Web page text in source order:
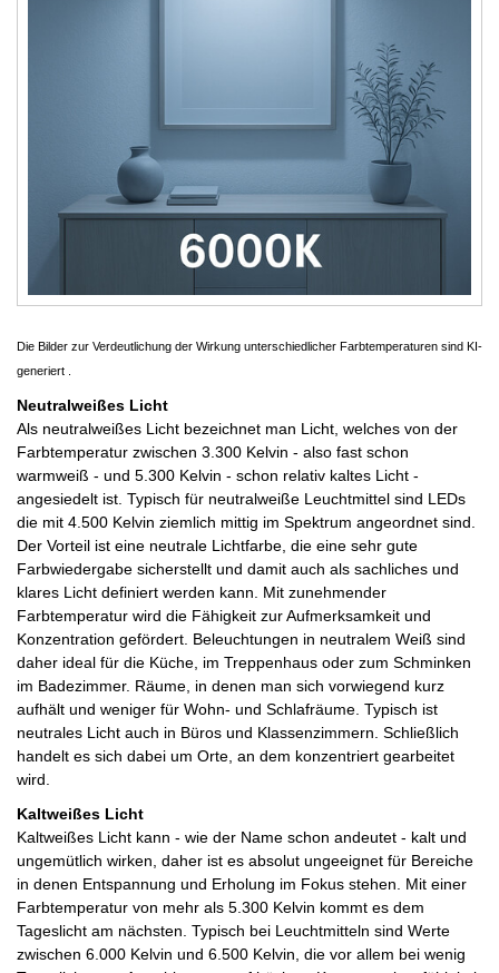
Die Bilder zur Verdeutlichung der Wirkung unterschiedlicher Farbtemperaturen sind KI-
generiert .
Neutralweißes Licht
Als neutralweißes Licht bezeichnet man Licht, welches von der
Farbtemperatur zwischen 3.300 Kelvin - also fast schon
warmweiß - und 5.300 Kelvin - schon relativ kaltes Licht -
angesiedelt ist. Typisch für neutralweiße Leuchtmittel sind LEDs
die mit 4.500 Kelvin ziemlich mittig im Spektrum angeordnet sind.
Der Vorteil ist eine neutrale Lichtfarbe, die eine sehr gute
Farbwiedergabe sicherstellt und damit auch als sachliches und
klares Licht definiert werden kann. Mit zunehmender
Farbtemperatur wird die Fähigkeit zur Aufmerksamkeit und
Konzentration gefördert. Beleuchtungen in neutralem Weiß sind
daher ideal für die Küche, im Treppenhaus oder zum Schminken
im Badezimmer. Räume, in denen man sich vorwiegend kurz
aufhält und weniger für Wohn- und Schlafräume. Typisch ist
neutrales Licht auch in Büros und Klassenzimmern. Schließlich
handelt es sich dabei um Orte, an dem konzentriert gearbeitet
wird.
Kaltweißes Licht
Kaltweißes Licht kann - wie der Name schon andeutet - kalt und
ungemütlich wirken, daher ist es absolut ungeeignet für Bereiche
in denen Entspannung und Erholung im Fokus stehen. Mit einer
Farbtemperatur von mehr als 5.300 Kelvin kommt es dem
Tageslicht am nächsten. Typisch bei Leuchtmitteln sind Werte
zwischen 6.000 Kelvin und 6.500 Kelvin, die vor allem bei wenig